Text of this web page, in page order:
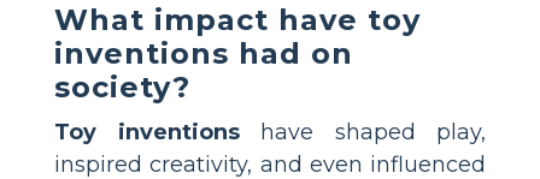
What impact have toy
inventions had on
society?
Toy inventionshave shaped play,
inspired creativity, and even influenced